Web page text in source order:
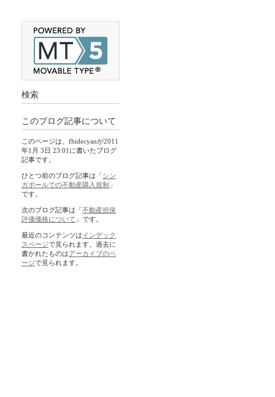
検索
このブログ記事について
このページは、fhidecyanが2011
年1月 3日 23:01に書いたブログ
記事です。
ひとつ前のブログ記事は「 シン
ガポールでの不動産購入規制 」
です。
次のブログ記事は「 不動産担保
評価価格について 」です。
最近のコンテンツはインデック
スページで見られます。過去に
書かれたものはアーカイブのペ
ージで見られます。